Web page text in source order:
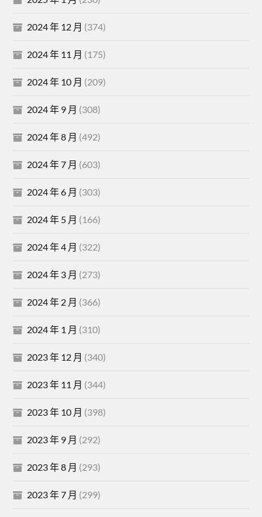
2024 年 12 月 (374)
2024 年 11 月 (175)
2024 年 10 月 (209)
2024 年 9 月 (308)
2024 年 8 月 (492)
2024 年 7 月 (603)
2024 年 6 月 (303)
2024 年 5 月 (166)
2024 年 4 月 (322)
2024 年 3 月 (273)
2024 年 2 月 (366)
2024 年 1 月 (310)
2023 年 12 月 (340)
2023 年 11 月 (344)
2023 年 10 月 (398)
2023 年 9 月 (292)
2023 年 8 月 (293)
2023 年 7 月 (299)